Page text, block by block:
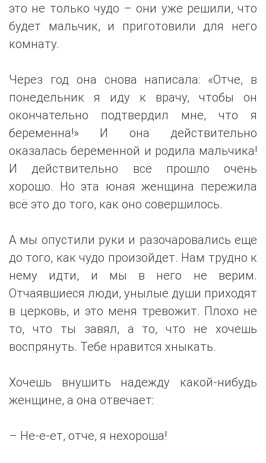
это не только чудо – они уже решили, что
будет мальчик, и приготовили для него
комнату.
Через год она снова написала: «Отче, в
понедельник я иду к врачу, чтобы он
окончательно подтвердил мне, что я
беременна!» И она действительно
оказалась беременной и родила мальчика!
И действительно всё прошло очень
хорошо. Но эта юная женщина пережила
всё это до того, как оно совершилось.
А мы опустили руки и разочаровались еще
до того, как чудо произойдет. Нам трудно к
нему идти, и мы в него не верим.
Отчаявшиеся люди, унылые души приходят
в церковь, и это меня тревожит. Плохо не
то, что ты завял, а то, что не хочешь
воспрянуть. Тебе нравится хныкать.
Хочешь внушить надежду какой-нибудь
женщине, а она отвечает:
– Не-е-ет, отче, я нехороша!